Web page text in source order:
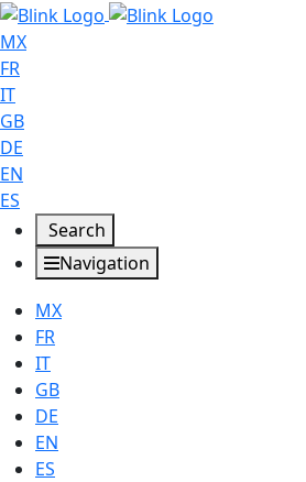
MX
FR
IT
GB
DE
EN
ES
Search
Navigation
MX
FR
IT
GB
DE
EN
ES